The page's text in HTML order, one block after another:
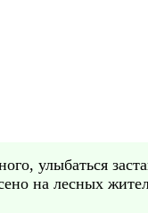
улыбаться
на лесных